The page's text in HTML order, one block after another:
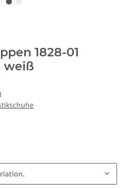
1828-01
weiß